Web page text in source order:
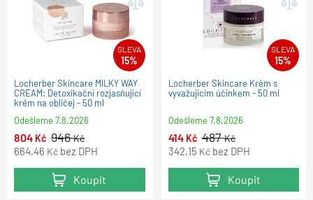
SLEVA
15%
Locherber Skincare MILKY WAY
CREAM: Detoxikační rozjasňující
krém na obličej - 50 ml
Odešleme7.8.2026
804 Kč 946Kč
664,46 Kč bez DPH
Koupit
SLEVA
15%
Locherber Skincare Krém s
vyvažujícím účinkem - 50 ml
Odešleme7.8.2026
414 Kč 487Kč
342,15 Kč bez DPH
Koupit